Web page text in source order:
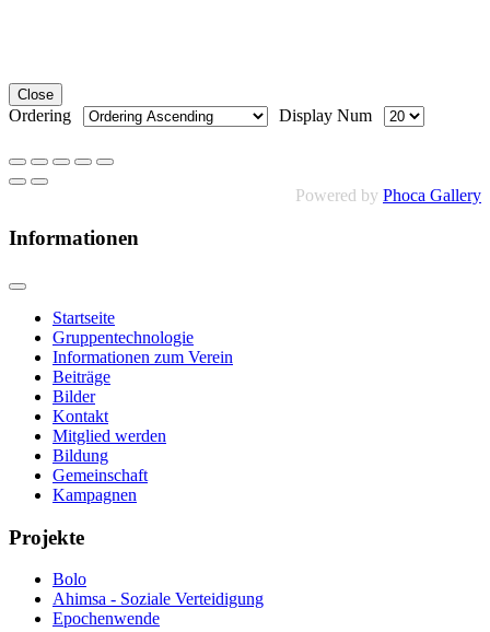
Close
Ordering Display Num
Powered by Phoca Gallery
Informationen
Startseite
Gruppentechnologie
Informationen zum Verein
Beiträge
Bilder
Kontakt
Mitglied werden
Bildung
Gemeinschaft
Kampagnen
Projekte
Bolo
Ahimsa - Soziale Verteidigung
Epochenwende